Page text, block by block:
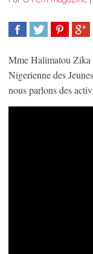
Mme Halimatou Zika
Nigerienne des
nous parlons des